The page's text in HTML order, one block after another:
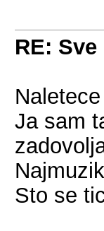
RE:
Ja sam
Sto se